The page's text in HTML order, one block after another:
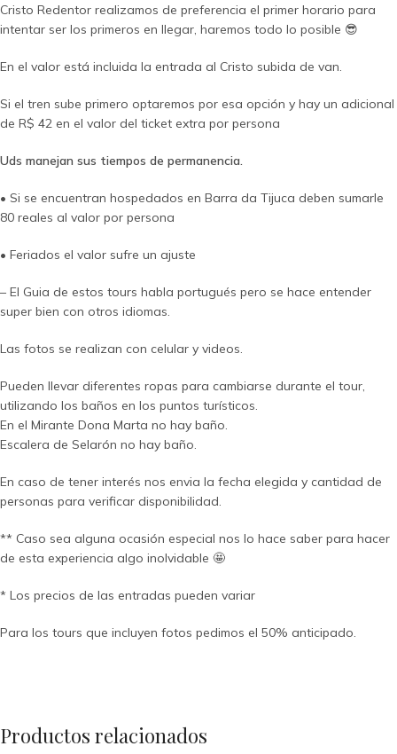
Cristo Redentor realizamos de preferencia el primer horario para
intentar ser los primeros en llegar, haremos todo lo posible 😎
En el valor está incluida la entrada al Cristo subida de van.
Si el tren sube primero optaremos por esa opción y hay un adicional
de R$ 42 en el valor del ticket extra por persona
Uds manejan sus tiempos de permanencia.
• Si se encuentran hospedados en Barra da Tijuca deben sumarle
80 reales al valor por persona
• Feriados el valor sufre un ajuste
– El Guia de estos tours habla portugués pero se hace entender
super bien con otros idiomas.
Las fotos se realizan con celular y videos.
Pueden llevar diferentes ropas para cambiarse durante el tour,
utilizando los baños en los puntos turísticos.
En el Mirante Dona Marta no hay baño.
Escalera de Selarón no hay baño.
En caso de tener interés nos envia la fecha elegida y cantidad de
personas para verificar disponibilidad.
** Caso sea alguna ocasión especial nos lo hace saber para hacer
de esta experiencia algo inolvidable 🤩
* Los precios de las entradas pueden variar
Para los tours que incluyen fotos pedimos el 50% anticipado.
Productos relacionados